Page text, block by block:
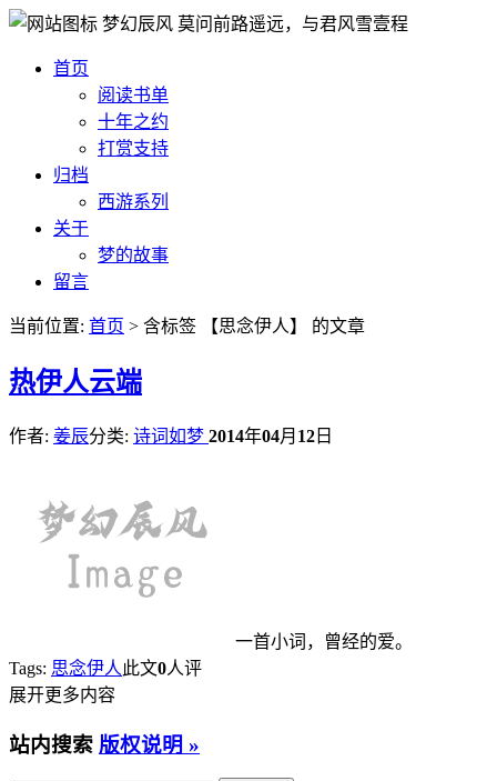
梦幻辰风 莫问前路遥远，与君风雪壹程
首页
阅读书单
十年之约
打赏支持
归档
西游系列
关于
梦的故事
留言
当前位置: 首页 > 含标签 【思念伊人】 的文章
热伊人云端
作者: 姜辰分类: 诗词如梦 2014年04月 12 日
一首小词，曾经的爱。
Tags: 思念伊人 此文0人评
展开更多内容
站内搜索 版权说明 »